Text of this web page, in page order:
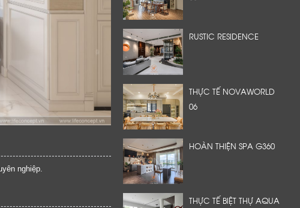
nghiệp.
RUSTIC RESIDENCE
THỰC TẾ NOVAWORLD
06
HOÀN THIỆN SPA G360
THỰC TẾ BIỆT THỰ AQUA